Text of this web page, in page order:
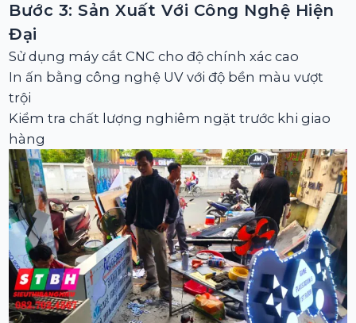
Bước 3: Sản Xuất Với Công Nghệ Hiện
Đại
Sử dụng máy cắt CNC cho độ chính xác cao
In ấn bằng công nghệ UV với độ bền màu vượt
trội
Kiểm tra chất lượng nghiêm ngặt trước khi giao
hàng